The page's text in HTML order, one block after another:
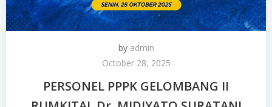
by admin
October 28, 2025
PERSONEL PPPK GELOMBANG II